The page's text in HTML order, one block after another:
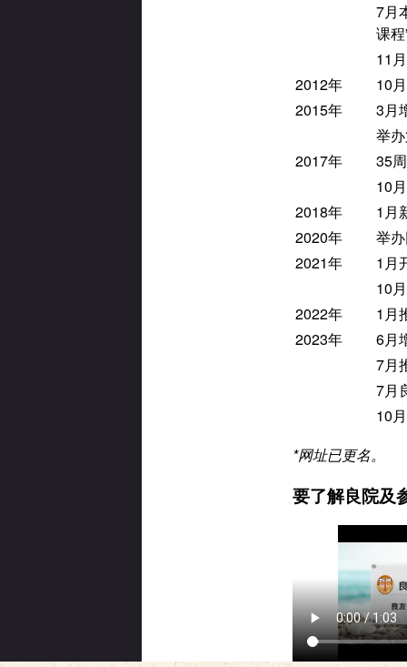
7月
课程
11
2012年
10
2015年
3月
举
2017年
35
10
2018年
1月
2020年
举
2021年
1月
10
2022年
1月
2023年
6月
7月
7月
10
*网址已更名。
要了解良院及